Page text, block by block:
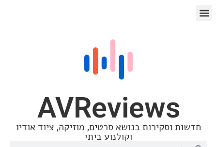
בנושא סרטים, מוזיקה, ציוד אודיו
וקולנוע ביתי